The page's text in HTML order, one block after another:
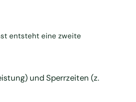
entsteht eine zweite
und Sperrzeiten (z.